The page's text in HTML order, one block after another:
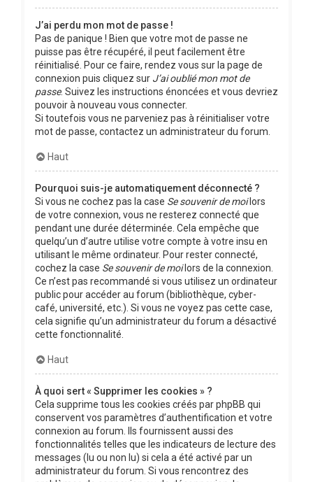
J’ai perdu mon mot de passe !
Pas de panique ! Bien que votre mot de passe ne
puisse pas être récupéré, il peut facilement être
réinitialisé. Pour ce faire, rendez vous sur la page de
connexion puis cliquez sur J’ai oublié mon mot de
passe. Suivez les instructions énoncées et vous devriez
pouvoir à nouveau vous connecter.
Si toutefois vous ne parveniez pas à réinitialiser votre
mot de passe, contactez un administrateur du forum.
Haut
Pourquoi suis-je automatiquement déconnecté ?
Si vous ne cochez pas la case Se souvenir de moilors
de votre connexion, vous ne resterez connecté que
pendant une durée déterminée. Cela empêche que
quelqu’un d’autre utilise votre compte à votre insu en
utilisant le même ordinateur. Pour rester connecté,
cochez la case Se souvenir de moilors de la connexion.
Ce n’est pas recommandé si vous utilisez un ordinateur
public pour accéder au forum (bibliothèque, cyber-
café, université, etc.). Si vous ne voyez pas cette case,
cela signifie qu’un administrateur du forum a désactivé
cette fonctionnalité.
Haut
À quoi sert « Supprimer les cookies » ?
Cela supprime tous les cookies créés par phpBB qui
conservent vos paramètres d’authentification et votre
connexion au forum. Ils fournissent aussi des
fonctionnalités telles que les indicateurs de lecture des
messages (lu ou non lu) si cela a été activé par un
administrateur du forum. Si vous rencontrez des